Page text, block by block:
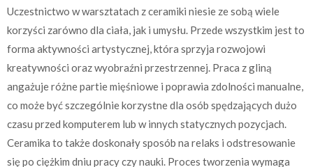
Uczestnictwo w warsztatach z ceramiki niesie ze sobą wiele
korzyści zarówno dla ciała, jak i umysłu. Przede wszystkim jest to
forma aktywności artystycznej, która sprzyja rozwojowi
kreatywności oraz wyobraźni przestrzennej. Praca z gliną
angażuje różne partie mięśniowe i poprawia zdolności manualne,
co może być szczególnie korzystne dla osób spędzających dużo
czasu przed komputerem lub w innych statycznych pozycjach.
Ceramika to także doskonały sposób na relaks i odstresowanie
się po ciężkim dniu pracy czy nauki. Proces tworzenia wymaga